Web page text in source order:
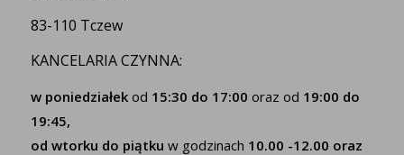
83-110 Tczew
KANCELARIA CZYNNA:
w poniedziałekod 15:30 do 17:00 oraz od 19:00 do
19:45,
od wtorku do piątku w godzinach 10.00 -12.00 oraz